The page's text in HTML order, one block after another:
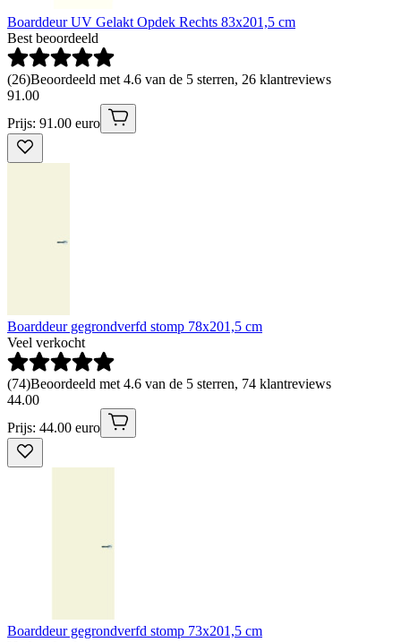
Boarddeur UV Gelakt Opdek Rechts 83x201,5 cm
Best beoordeeld
(26)Beoordeeld met 4.6 van de 5 sterren, 26 klantreviews
91 .00
Prijs: 91.00 euro
Boarddeur gegrondverfd stomp 78x201,5 cm
Veel verkocht
(74)Beoordeeld met 4.6 van de 5 sterren, 74 klantreviews
44.00
Prijs: 44.00 euro
Boarddeur gegrondverfd stomp 73x201,5 cm